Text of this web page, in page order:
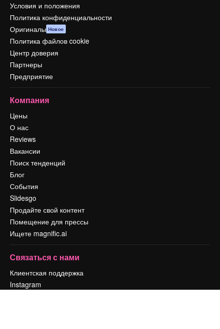
Условия и положения
Политика конфиденциальности
Оригиналы Новое
Политика файлов cookie
Центр доверия
Партнеры
Предприятие
Компания
Цены
О нас
Reviews
Вакансии
Поиск тенденций
Блог
События
Slidesgo
Продайте свой контент
Помещение для прессы
Ищете magnific.ai
Связаться с нами
Клиентская поддержка
Instagram